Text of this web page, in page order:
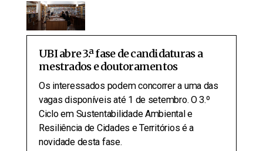
UBI abre 3.ª fase de candidaturas a
mestrados e doutoramentos
Os interessados podem concorrer a uma das
vagas disponíveis até 1 de setembro. O 3.º
Ciclo em Sustentabilidade Ambiental e
Resiliência de Cidades e Territórios é a
novidade desta fase.